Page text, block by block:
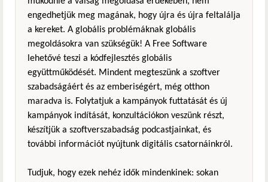
engedhetjük meg magának, hogy újra és újra feltalálja
a kereket. A globális problémáknak globális
megoldásokra van szükségük! A Free Software
lehetővé teszi a kódfejlesztés globális
együttműködését. Mindent megteszünk a szoftver
szabadságáért és az emberiségért, még otthon
maradva is. Folytatjuk a kampányok futtatását és új
kampányok indítását, konzultációkon veszünk részt,
készítjük a szoftverszabadság podcastjainkat, és
további információt nyújtunk digitális csatornáinkról.
Tudjuk, hogy ezek nehéz idők mindenkinek: sokan